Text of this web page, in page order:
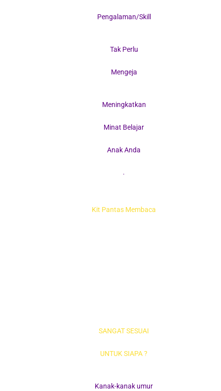
Pengalaman/Skill
Tak Perlu
Mengeja
Meningkatkan
Minat Belajar
Anak Anda
.
Kit Pantas Membaca
SANGAT SESUAI
UNTUK SIAPA ?
Kanak-kanak umur